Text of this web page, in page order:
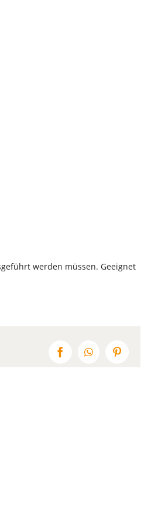
werden müssen. Geeignet
FacebookWhatsAppPinterest